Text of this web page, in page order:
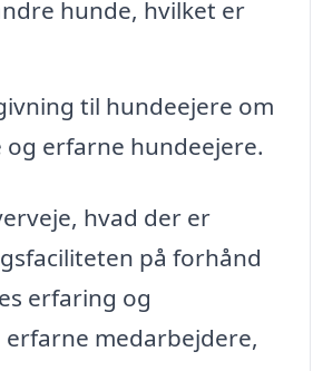
hunde, hvilket er
til hundeejere om
erfarne hundeejere.
hvad der er
på forhånd
erfaring og
medarbejdere,